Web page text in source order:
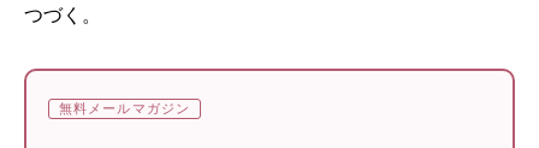
つづく。
無料メールマガジン